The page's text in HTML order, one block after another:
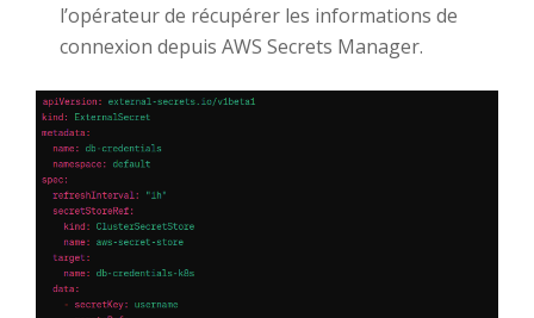
l’opérateur de récupérer les informations de
connexion depuis AWS Secrets Manager.